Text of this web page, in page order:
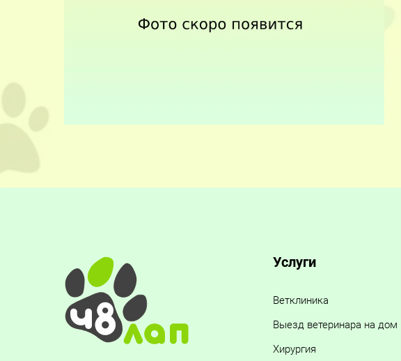
Услуги
Ветклиника
Выезд ветеринара на дом
Хирургия